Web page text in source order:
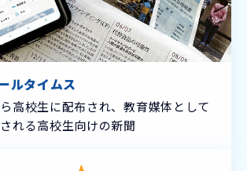
ルタイムス
高校生に配布され、教育媒体として
れる高校生向けの新聞